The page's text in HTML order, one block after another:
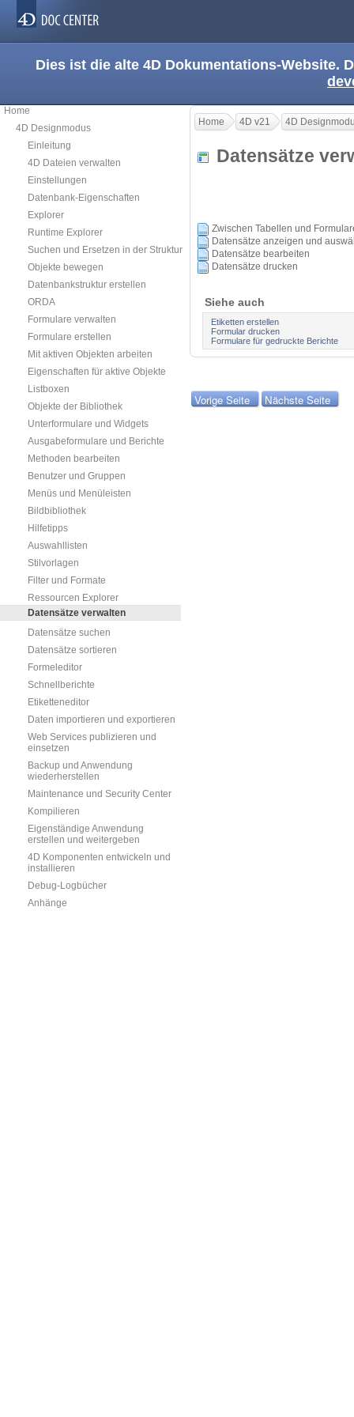
Dies ist die alte 4D Dokumentations-Website.
Home
4D Designmodus
Einleitung
4D Dateien verwalten
Einstellungen
Datenbank-Eigenschaften
Explorer
Runtime Explorer
Suchen und Ersetzen in der Struktur
Objekte bewegen
Datenbankstruktur erstellen
ORDA
Formulare verwalten
Formulare erstellen
Mit aktiven Objekten arbeiten
Eigenschaften für aktive Objekte
Listboxen
Objekte der Bibliothek
Unterformulare und Widgets
Ausgabeformulare und Berichte
Methoden bearbeiten
Benutzer und Gruppen
Menüs und Menüleisten
Bildbibliothek
Hilfetipps
Auswahllisten
Stilvorlagen
Filter und Formate
Ressourcen Explorer
Datensätze verwalten
Datensätze suchen
Datensätze sortieren
Formeleditor
Schnellberichte
Etiketteneditor
Daten importieren und exportieren
Web Services publizieren und
einsetzen
Backup und Anwendung
wiederherstellen
Maintenance und Security Center
Kompilieren
Eigenständige Anwendung
erstellen und weitergeben
4D Komponenten entwickeln und
installieren
Debug-Logbücher
Anhänge
Home 4D v21 4D
Datensätze
Zwischen Tabellen und
Datensätze anzeigen und
Datensätze bearbeiten
Datensätze drucken
Siehe auch
Etiketten erstellen
Formular drucken
Formulare für gedruckte Berichte
Vorige Seite Nächste Seite